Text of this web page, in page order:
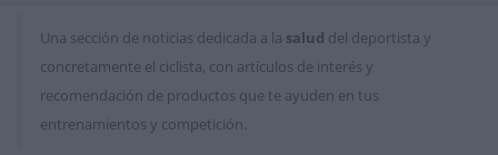
Una sección de noticias dedicada a la salud del deportista y
concretamente el ciclista, con artículos de interés y
recomendación de productos que te ayuden en tus
entrenamientos y competición.